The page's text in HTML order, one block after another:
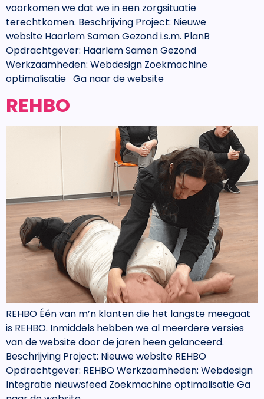
voorkomen we dat we in een zorgsituatie
terechtkomen. Beschrijving Project: Nieuwe
website Haarlem Samen Gezond i.s.m. PlanB
Opdrachtgever: Haarlem Samen Gezond
Werkzaamheden: Webdesign Zoekmachine
optimalisatie Ga naar de website
REHBO
REHBO Één van m’n klanten die het langste meegaat
is REHBO. Inmiddels hebben we al meerdere versies
van de website door de jaren heen gelanceerd.
Beschrijving Project: Nieuwe website REHBO
Opdrachtgever: REHBO Werkzaamheden: Webdesign
Integratie nieuwsfeed Zoekmachine optimalisatie Ga